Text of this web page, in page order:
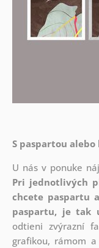
S paspartou alebo
U nás v ponuke
Pri jednotlivých
chcete paspartu
paspartu, je tak
odtieni zvýrazní
grafikou, rámom